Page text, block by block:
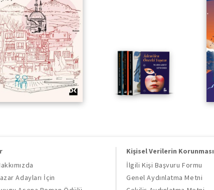
Adayları İçin
Kişisel Verilerin Korunması
İlgili Kişi Başvuru Formu
Genel Aydınlatma Metni